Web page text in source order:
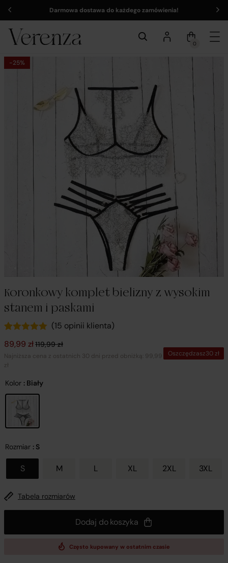
Darmowa dostawa do każdego zamówienia!
0
-25%
Koronkowy komplet bielizny z wysokim
stanem i paskami
5.00na 5 na
podstawie
ocen
(15 opinii klienta)
119,99zł
Pierwotna cena wynosiła: 119,99 zł.
89,99 zł
Aktualna cena wynosi: 89,99 zł.
Najniższa cena z ostatnich 30 dni przed obniżką: 99,99
zł
Oszczędzasz30zł
Kolor : Biały
Rozmiar : S
S M L XL 2XL 3XL
Tabela rozmiarów
Dodaj do koszyka
Często kupowany w ostatnim czasie